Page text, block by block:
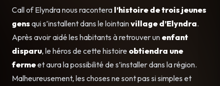
Call of Elyndra nous racontera l’histoire de trois jeunes
gensqui s’installent dans le lointainvillage d’Elyndra.
Après avoir aidé les habitants à retrouver un enfant
disparu, le héros de cette histoire obtiendra une
fermeet aura la possibilité de s’installer dans la région.
Malheureusement, les choses ne sont pas si simples et